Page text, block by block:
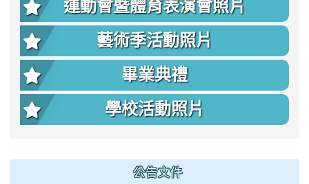
運動會暨體育表演會照片
藝術季活動照片
畢業典禮
學校活動照片
公告文件